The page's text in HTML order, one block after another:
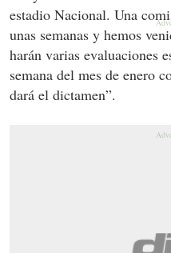
estadio Nacional. Una
unas semanas y hemos
harán varias evaluaciones
semana del mes de enero
dará el dictamen”.